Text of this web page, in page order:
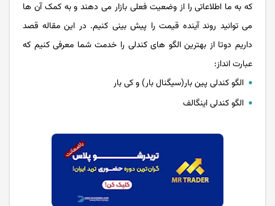
که به ما اطلاعاتی را از وضعیت فعلی بازار می دهند و به کمک آن ها
می توانید روند آینده قیمت را پیش بینی کنیم. در این مقاله قصد
داریم دوتا از بهترین الگو های کندلی را خدمت شما معرفی کنیم که
عبارت انداز:
الگو کندلی پین بار(سیگنال بار) و کی بار
الگو کندلی اینگالف